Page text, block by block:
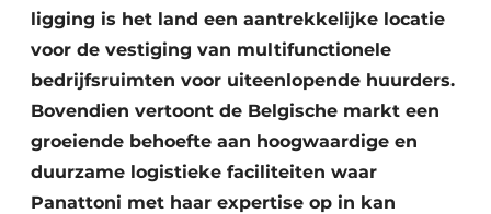
ligging is het land een aantrekkelijke locatie
voor de vestiging van multifunctionele
bedrijfsruimten voor uiteenlopende huurders.
Bovendien vertoont de Belgische markt een
groeiende behoefte aan hoogwaardige en
duurzame logistieke faciliteiten waar
Panattoni met haar expertise op in kan